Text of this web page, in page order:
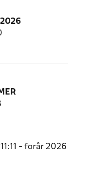
- forår 2026